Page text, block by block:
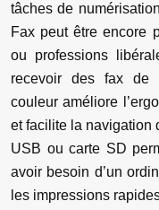
tâches de
Fax peut être encore
ou professions
recevoir des fax de
couleur améliore
et facilite la navigation
USB ou carte SD
avoir besoin d’un
les impressions